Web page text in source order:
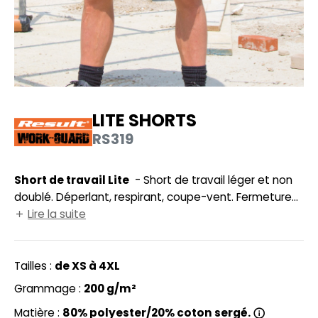
DE SERIE
VISIBILITE
MODULABLES
DE MAISON
IN EUROPE
YOUR BRAND
SI ON L'APPELAIT FRANCIS
HALES
LITE SHORTS
RS319
Short de travail Lite
doublé. Déperlant, respirant, coupe-vent. Fermeture
par bouton avec braguette zippée. Poches cargo
Modèle unisexe. Coupe ample.
Lire la suite
Tailles : de XS à 4XL
Grammage : 200 g/m²
Matière : 80% polyester/20% coton sergé.